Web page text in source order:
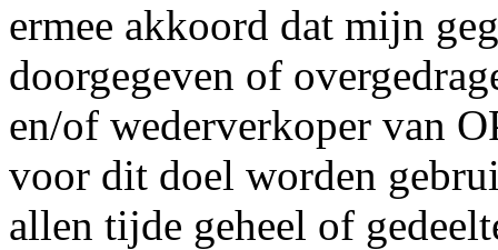
ermee akkoord dat mijn
doorgegeven of
en/of wederverkoper van
voor dit doel worden
allen tijde geheel of